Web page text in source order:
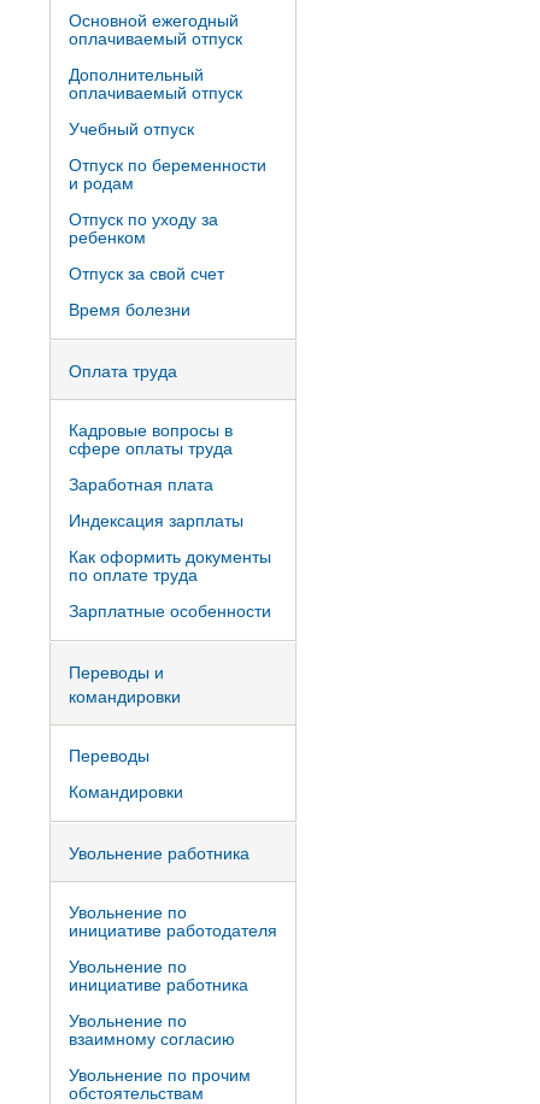
Основной ежегодный
оплачиваемый отпуск
Дополнительный
оплачиваемый отпуск
Учебный отпуск
Отпуск по беременности
и родам
Отпуск по уходу за
ребенком
Отпуск за свой счет
Время болезни
Оплата труда
Кадровые вопросы в
сфере оплаты труда
Заработная плата
Индексация зарплаты
Как оформить документы
по оплате труда
Зарплатные особенности
Переводы и
командировки
Переводы
Командировки
Увольнение работника
Увольнение по
инициативе работодателя
Увольнение по
инициативе работника
Увольнение по
взаимному согласию
Увольнение по прочим
обстоятельствам